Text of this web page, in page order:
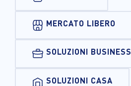
MERCATO LIBERO
SOLUZIONI BUSINESS
SOLUZIONI CASA